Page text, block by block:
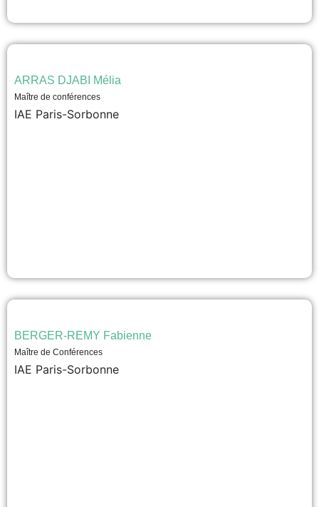
ARRAS DJABI Mélia
Maître de conférences
IAE Paris-Sorbonne
BERGER-REMY Fabienne
Maître de Conférences
IAE Paris-Sorbonne